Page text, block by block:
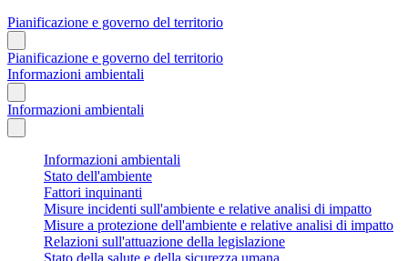
Pianificazione e governo del territorio
Pianificazione e governo del territorio
Informazioni ambientali
Informazioni ambientali
Informazioni ambientali
Stato dell'ambiente
Fattori inquinanti
Misure incidenti sull'ambiente e relative analisi di impatto
Misure a protezione dell'ambiente e relative analisi di impatto
Relazioni sull'attuazione della legislazione
Stato della salute e della sicurezza umana